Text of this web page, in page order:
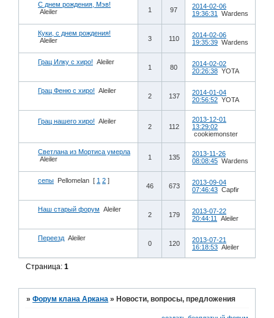
C днем рождения, Мэв!
Aleiler
1 97
2014-02-06
19:36:31
Wardens
Куки, с днем рождения!
Aleiler
3 110
2014-02-06
19:35:39 Wardens
Грац Илку с хиро! Aleiler
1 80
2014-02-02
20:26:38 YOTA
Грац Феню с хиро! Aleiler
2 137
2014-01-04
20:56:52 YOTA
Грац нашего хиро! Aleiler
2 112
2013-12-01
13:29:02
cookiemonster
Светлана из Мортиса умерла
Aleiler
1 135
2013-11-26
08:08:45 Wardens
сепы Pellomelan [ 1 2 ]
46 673
2013-09-04
07:46:43 Capfir
Наш старый форум Aleiler
2 179
2013-07-22
20:44:11
Aleiler
Переезд Aleiler
0 120
2013-07-21
16:18:53 Aleiler
Страница:1
»Форум клана Аркана »Новости, вопросы, предложения